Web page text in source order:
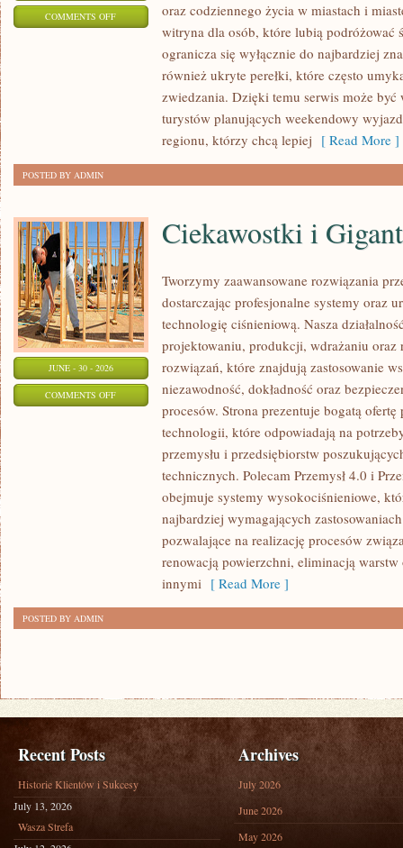
COMMENTS OFFON
oraz codziennego życia w miastach i
witryna dla osób, które lubią podróżować
ogranicza się wyłącznie do najbardziej
również ukryte perełki, które często
zwiedzania. Dzięki temu serwis może
turystów planujących weekendowy
regionu, którzy chcą lepiej [ Read More ]
POSTED BY ADMIN
JUNE - 30 - 2026
COMMENTS OFFON
CIEKAWOSTKI
Ciekawostki i
Tworzymy zaawansowane rozwiązania
dostarczając profesjonalne systemy oraz
technologię ciśnieniową. Nasza
projektowaniu, produkcji, wdrażaniu oraz
rozwiązań, które znajdują zastosowanie
niezawodność, dokładność oraz
procesów. Strona prezentuje bogatą ofertę
technologii, które odpowiadają na
przemysłu i przedsiębiorstw
technicznych. Polecam Przemysł 4.0 i
obejmuje systemy wysokociśnieniowe,
najbardziej wymagających
pozwalające na realizację procesów
renowacją powierzchni, eliminacją
innymi [ Read More ]
POSTED BY ADMIN
Recent Posts
Historie Klientów i Sukcesy
July 13, 2026
Wasza Strefa
Archives
July 2026
June 2026
May 2026